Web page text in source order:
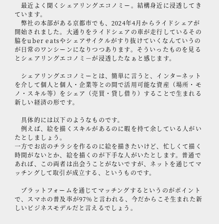
最近よく聞くシェアリングエコノミー。結構身近に浸透してき
ています。
弊社の本部がある京都市でも、2024年4月からライドシェアが
開始されました。大通りをライドシェアの車が走行しているその
脇をuber eatsやシェアサイクルがすり抜けていくなんていうの
が日常のワンシーンになりつつあります。そういったものを見る
とシェアリングエコノミ－が浸透したなぁと感じます。
シェアリングエコノミーとは、簡単に言うと、インターネット
を介して個人と個人・企業等との間で活用可能な資産（場所・モ
ノ・スキル等）をシェア（売買・貸し借り）することで生まれる
新しい経済の形です。
具体的には以下のようなものです。
例えば、絵を描くスキルがあるのに暇を持て余している人がい
たとしましょう。
一方でお店のチラシを作るのに絵を描きたいけど、忙しくて描く
時間がないとか、絵を描くのが下手な人がいたとします。普通で
あれば、この両者は出会うことがないですが、ネットを通じてマ
ッチングして取引が成立する、というものです。
プラットフォームを通じてマッチングするというのがポイント
で、スマホの普及率が97％と言われる、今だからこそ生まれた新
しいビジネスモデルだと言えるでしょう。